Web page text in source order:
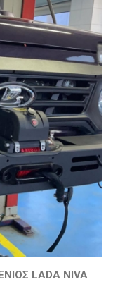
LADA NIVA